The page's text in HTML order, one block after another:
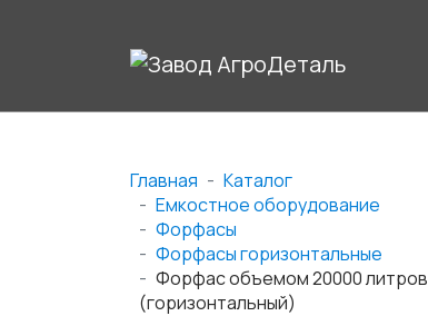
Главная
Каталог
Емкостное оборудование
Форфасы
Форфасы горизонтальные
Форфас объемом 20000 литров
(горизонтальный)